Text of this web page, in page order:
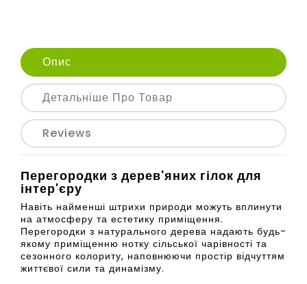
Опис
Детальніше Про Товар
Reviews
Перегородки з дерев'яних гілок для
інтер'єру
Навіть найменші штрихи природи можуть вплинути
на атмосферу та естетику приміщення.
Перегородки з натурального дерева надають будь-
якому приміщенню нотку сільської чарівності та
сезонного колориту, наповнюючи простір відчуттям
життєвої сили та динамізму.